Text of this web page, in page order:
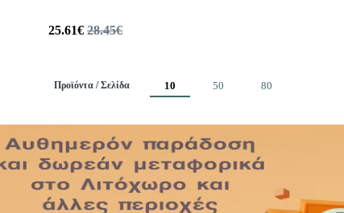
25.61€28.45€
Προϊόντα / Σελίδα 10 50 80